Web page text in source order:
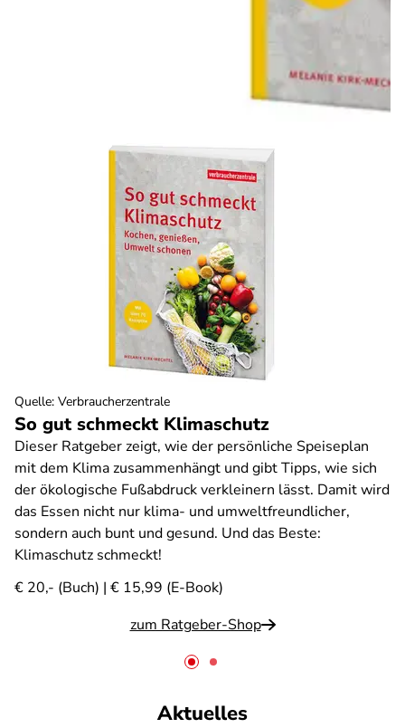
So gut schmeckt Klimaschutz
Dieser Ratgeber zeigt, wie der persönliche Speiseplan
mit dem Klima zusammenhängt und gibt Tipps, wie sich
der ökologische Fußabdruck verkleinern lässt. Damit wird
das Essen nicht nur klima- und umweltfreundlicher,
sondern auch bunt und gesund. Und das Beste:
Klimaschutz schmeckt!
€ 20,- (Buch) | € 15,99 (E-Book)
zum Ratgeber-Shop
Quelle: Verbraucherzentrale
Aktuelles